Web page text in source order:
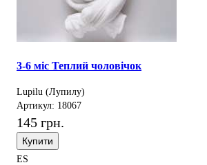
3-6 міс Теплий чоловічок
Lupilu (Лупилу)
Артикул: 18067
145 грн.
Купити
ES